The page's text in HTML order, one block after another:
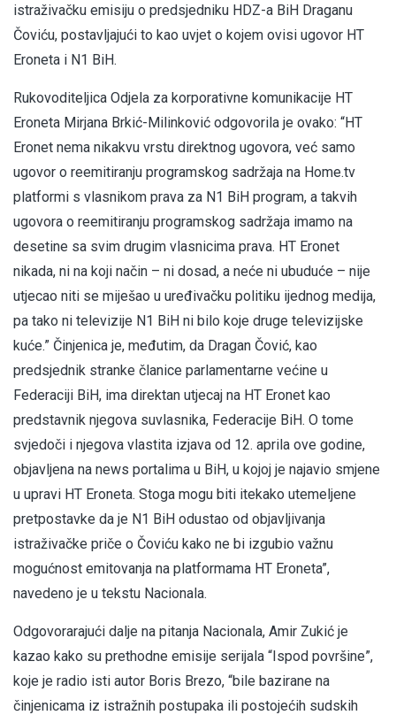
istraživačku emisiju o predsjedniku HDZ-a BiH Draganu
Čoviću, postavljajući to kao uvjet o kojem ovisi ugovor HT
Eroneta i N1 BiH.
Rukovoditeljica Odjela za korporativne komunikacije HT
Eroneta Mirjana Brkić-Milinković odgovorila je ovako: “HT
Eronet nema nikakvu vrstu direktnog ugovora, već samo
ugovor o reemitiranju programskog sadržaja na Home.tv
platformi s vlasnikom prava za N1 BiH program, a takvih
ugovora o reemitiranju programskog sadržaja imamo na
desetine sa svim drugim vlasnicima prava. HT Eronet
nikada, ni na koji način – ni dosad, a neće ni ubuduće – nije
utjecao niti se miješao u uređivačku politiku ijednog medija,
pa tako ni televizije N1 BiH ni bilo koje druge televizijske
kuće.” Činjenica je, međutim, da Dragan Čović, kao
predsjednik stranke članice parlamentarne većine u
Federaciji BiH, ima direktan utjecaj na HT Eronet kao
predstavnik njegova suvlasnika, Federacije BiH. O tome
svjedoči i njegova vlastita izjava od 12. aprila ove godine,
objavljena na news portalima u BiH, u kojoj je najavio smjene
u upravi HT Eroneta. Stoga mogu biti itekako utemeljene
pretpostavke da je N1 BiH odustao od objavljivanja
istraživačke priče o Čoviću kako ne bi izgubio važnu
mogućnost emitovanja na platformama HT Eroneta”,
navedeno je u tekstu Nacionala.
Odgovorarajući dalje na pitanja Nacionala, Amir Zukić je
kazao kako su prethodne emisije serijala “Ispod površine”,
koje je radio isti autor Boris Brezo, “bile bazirane na
činjenicama iz istražnih postupaka ili postojećih sudskih